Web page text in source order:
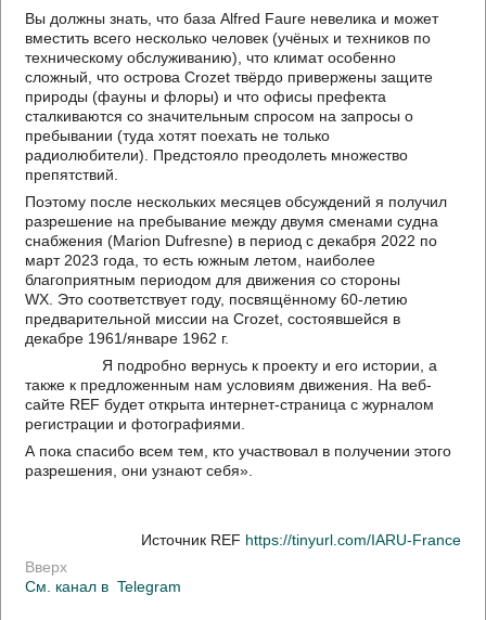
Вы должны знать, что база Alfred Faure невелика и может
вместить всего несколько человек (учёных и техников по
техническому обслуживанию), что климат особенно
сложный, что острова Crozet твёрдо привержены защите
природы (фауны и флоры) и что офисы префекта
сталкиваются со значительным спросом на запросы о
пребывании (туда хотят поехать не только
радиолюбители). Предстояло преодолеть множество
препятствий.
Поэтому после нескольких месяцев обсуждений я получил
разрешение на пребывание между двумя сменами судна
снабжения (Marion Dufresne) в период с декабря 2022 по
март 2023 года, то есть южным летом, наиболее
благоприятным периодом для движения со стороны
WX. Это соответствует году, посвящённому 60-летию
предварительной миссии на Crozet, состоявшейся в
декабре 1961/январе 1962 г.
Я подробно вернусь к проекту и его истории, а
также к предложенным нам условиям движения. На веб-
сайте REF будет открыта интернет-страница с журналом
регистрации и фотографиями.
А пока спасибо всем тем, кто участвовал в получении этого
разрешения, они узнают себя».
Источник REF https://tinyurl.com/IARU-France
Вверх
См. канал в Telegram